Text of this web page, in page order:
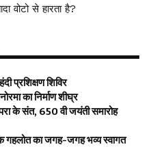
वोटो से हारता है?
प्रशिक्षण शिविर
का निर्माण शीघ्र
के संत, 650 वी जयंती समारोह
गहलोत का जगह-जगह भव्य स्वागत